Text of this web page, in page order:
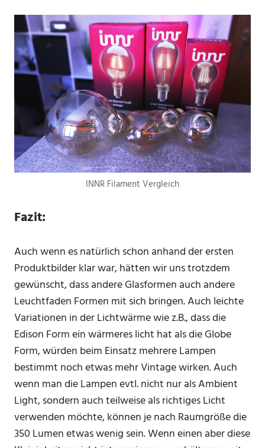
INNR Filament Vergleich
Fazit:
Auch wenn es natürlich schon anhand der ersten
Produktbilder klar war, hätten wir uns trotzdem
gewünscht, dass andere Glasformen auch andere
Leuchtfaden Formen mit sich bringen. Auch leichte
Variationen in der Lichtwärme wie z.B., dass die
Edison Form ein wärmeres licht hat als die Globe
Form, würden beim Einsatz mehrere Lampen
bestimmt noch etwas mehr Vintage wirken. Auch
wenn man die Lampen evtl. nicht nur als Ambient
Light, sondern auch teilweise als richtiges Licht
verwenden möchte, können je nach Raumgröße die
350 Lumen etwas wenig sein. Wenn einen aber diese